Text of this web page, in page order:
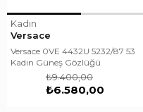
Kadın
Versace
Versace 0VE 4432U 5232/87 53
Kadın Güneş Gözlüğü
₺6.580,00
₺9.400,00